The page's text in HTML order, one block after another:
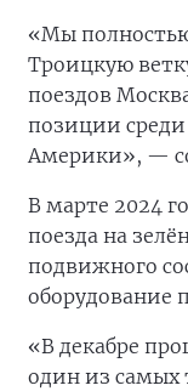
«Мы
Троицкую
поездов
позиции
Америки», —
В марте 2024
поезда на
подвижного
оборудование
«В декабре
один из самых